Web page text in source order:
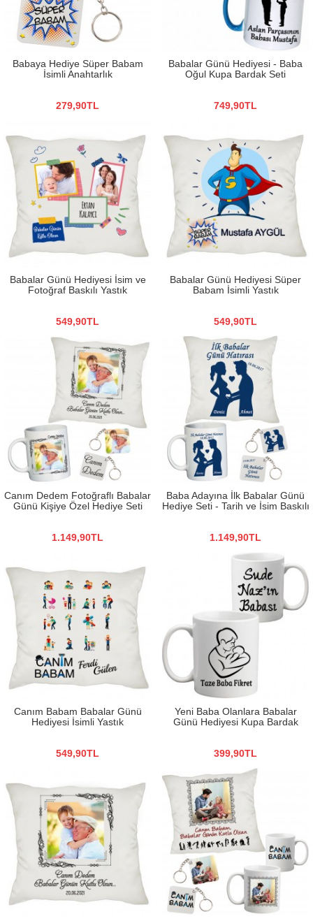
Babaya Hediye Süper Babam
İsimli Anahtarlık
279,90TL
Babalar Günü Hediyesi - Baba
Oğul Kupa Bardak Seti
749,90TL
Babalar Günü Hediyesi İsim ve
Fotoğraf Baskılı Yastık
549,90TL
Babalar Günü Hediyesi Süper
Babam İsimli Yastık
549,90TL
Canım Dedem Fotoğraflı Babalar
Günü Kişiye Özel Hediye Seti
1.149,90TL
Baba Adayına İlk Babalar Günü
Hediye Seti - Tarih ve İsim Baskılı
1.149,90TL
Canım Babam Babalar Günü
Hediyesi İsimli Yastık
549,90TL
Yeni Baba Olanlara Babalar
Günü Hediyesi Kupa Bardak
399,90TL